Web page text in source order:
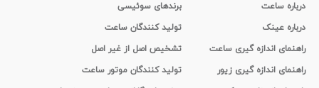
درباره ساعت
درباره عینک
راهنمای اندازه گیری ساعت
راهنمای اندازه گیری زیور
برندهای سوئیسی
تولید کنندگان ساعت
تشخیص اصل از غیر اصل
تولید کنندگان موتور ساعت